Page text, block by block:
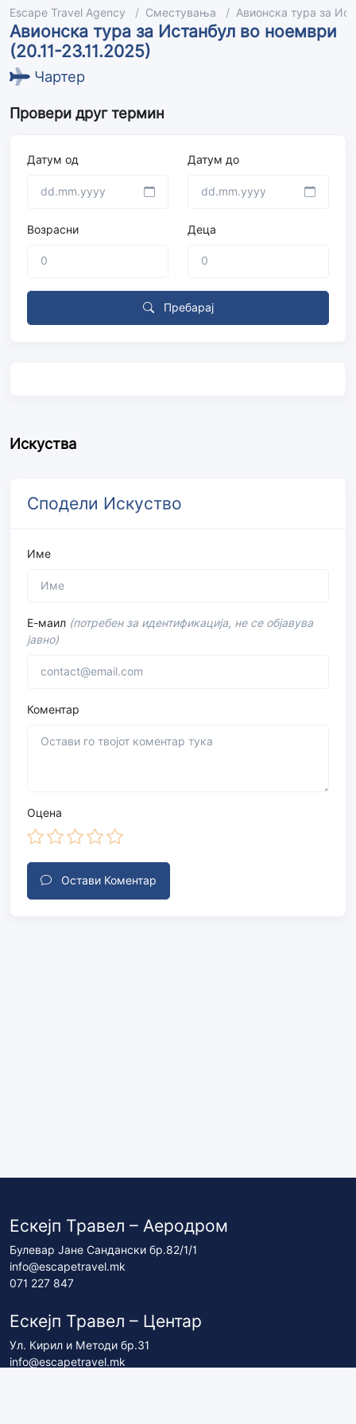
Escape Travel Agency Сместувања Авионска тура за
Авионска тура за Истанбул во ноември
(20.11-23.11.2025)
Чартер
Провери друг термин
Датум од Датум до
Возрасни Деца
Пребарај
Искуства
Сподели Искуство
Име
Е-маил (потребен за идентификација, не се објавува
јавно)
Коментар
Оцена
Остави Коментар
Ескејп Травел – Аеродром
Булевар Јане Сандански бр.82/1/1
info@escapetravel.mk
071 227 847
Ескејп Травел – Центар
Ул. Кирил и Методи бр.31
info@escapetravel.mk